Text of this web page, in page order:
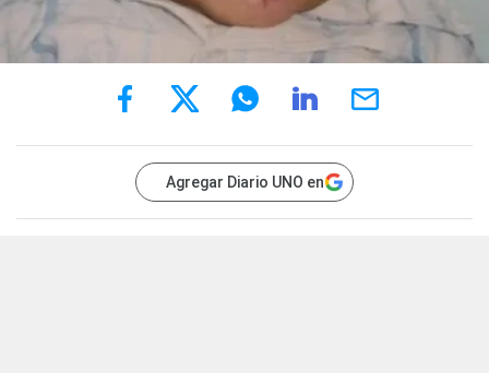
Agregar Diario UNO en